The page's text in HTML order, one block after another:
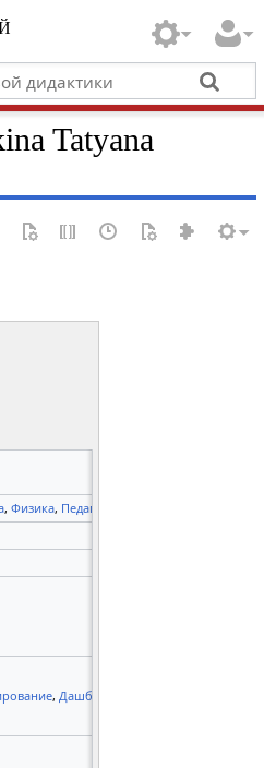
Tatyana
,Физика, Педагогика
,Дашборд